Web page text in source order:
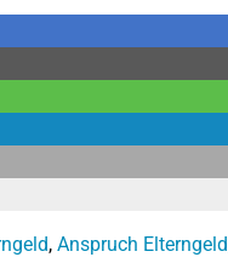
, Anspruch Elterngeld